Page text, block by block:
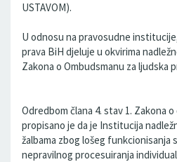
USTAVOM).
U odnosu na pravosudne
prava BiH djeluje u okvirima
Zakona o Ombudsmanu za ljudska
Odredbom člana 4. stav 1. Zakona
propisano je da je Institucija
žalbama zbog lošeg funkcionisanja
nepravilnog procesuiranja